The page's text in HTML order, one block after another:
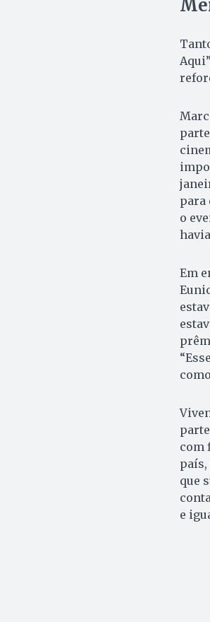
para
o
Em
com
país,
que
e